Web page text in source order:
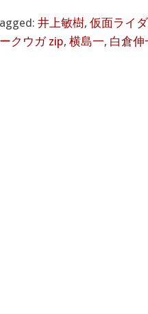
井上敏樹, 仮面ライ
クウガ zip, 横島一, 白倉伸